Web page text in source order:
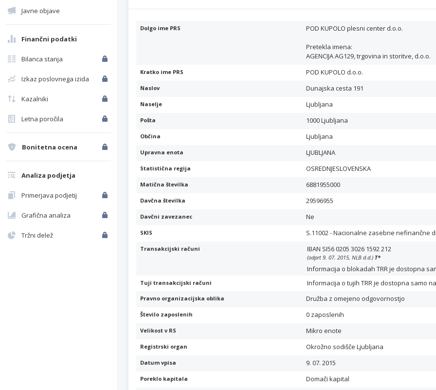
Javne objave
Finančni podatki
Bilanca stanja
Izkaz poslovnega izida
Kazalniki
Letna poročila
Bonitetna ocena
Analiza podjetja
Primerjava podjetij
Grafična analiza
Tržni delež
Dolgo ime PRS POD KUPOLO plesni center d.o.o.
Pretekla imena:
AGENCIJA AG129, trgovina in storitve, d.o.o.
Kratko ime PRS POD KUPOLO d.o.o.
Naslov Dunajska cesta 191
Naselje Ljubljana
Pošta 1000 Ljubljana
Občina Ljubljana
Upravna enota LJUBLJANA
Statistična regija OSREDNJESLOVENSKA
Matična številka 6881955000
Davčna številka 29596955
Davčni zavezanec Ne
SKIS S.11002 - Nacionalne zasebne nefinančne
Transakcijski računi IBAN SI56 0205 3026 1592 212
(odprt 9. 07. 2015, NLB d.d.) T*
Informacija o blokadah TRR je dostopna
Tuji transakcijski računi Informacija o tujih TRR je dostopna samo
Pravno organizacijska oblika Družba z omejeno odgovornostjo
Število zaposlenih 0 zaposlenih
Velikost v RS Mikro enote
Registrski organ Okrožno sodišče Ljubljana
Datum vpisa 9. 07. 2015
Poreklo kapitala Domači kapital